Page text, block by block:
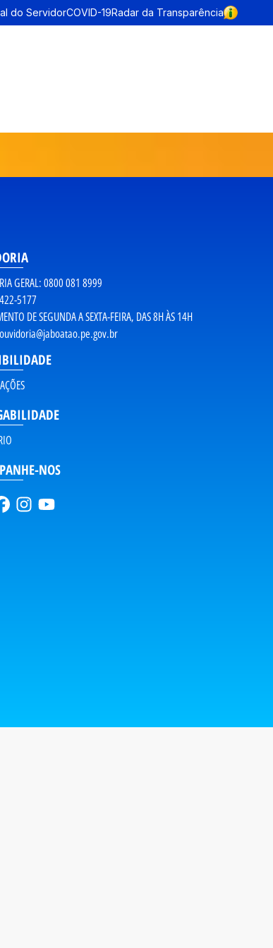
do ServidorCOVID-19Radar da Transparência
GERAL: 0800 081 8999
5177
DE SEGUNDA A SEXTA-FEIRA, DAS 8H ÀS 14H
ouvidoria@jaboatao.pe.gov.br
NOS